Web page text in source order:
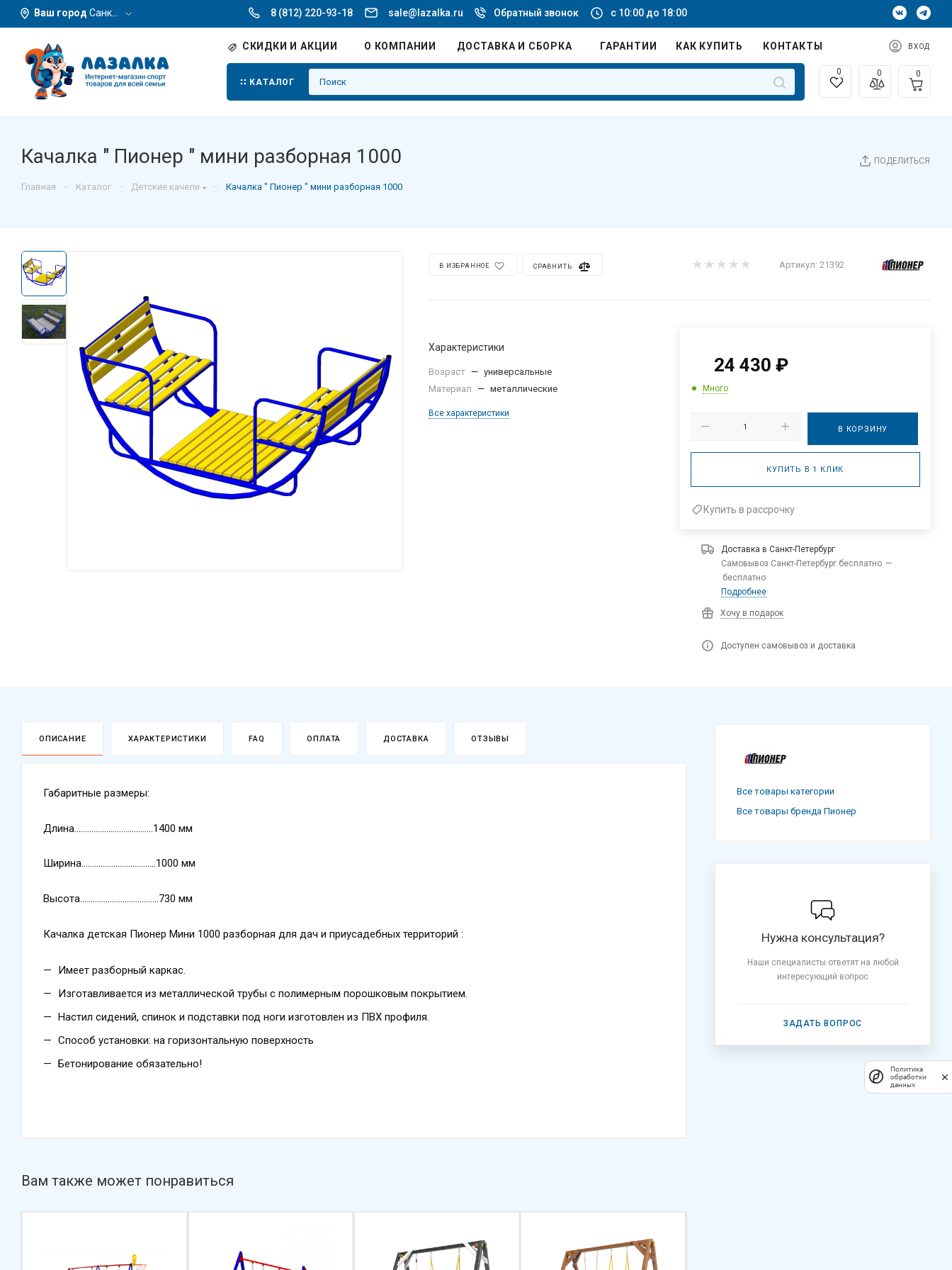
Ваш город Санкт-Петербург 8 (812) 220-93-18 sale@lazalka.ru Обратный звонок с 10:00 до 18:00
СКИДКИ И АКЦИИ О КОМПАНИИ ДОСТАВКА И СБОРКА ГАРАНТИИ КАК КУПИТЬ КОНТАКТЫ ВХОД
КАТАЛОГ
0 0 0
ПОДЕЛИТЬСЯ
Качалка " Пионер " мини разборная 1000
Главная – Каталог – Детские качели – Качалка " Пионер " мини разборная 1000
В ИЗБРАННОЕ СРАВНИТЬ Артикул: 21392
Характеристики
Возраст — универсальные
Материал
— металлические
Все характеристики
24 430 ₽
Много
В КОРЗИНУ
КУПИТЬ В 1 КЛИК
Купить в рассрочку
Доставка в Санкт-Петербург
Самовывоз Санкт-Петербург бесплатно —
бесплатно
Подробнее
Хочу в подарок
Доступен самовывоз и доставка
ОПИСАНИЕ ХАРАКТЕРИСТИКИ FAQ ОПЛАТА ДОСТАВКА ОТЗЫВЫ
Габаритные размеры:
Длина.....................................1400 мм
Ширина...................................1000 мм
Высота.....................................730 мм
Качалка детская Пионер Мини 1000 разборная для дач и приусадебных территорий :
Имеет разборный каркас.
Изготавливается из металлической трубы с полимерным порошковым покрытием.
Настил сидений, спинок и подставки под ноги изготовлен из ПВХ профиля.
Способ установки: на горизонтальную поверхность
Бетонирование обязательно!
Вам также может понравиться
Все товары категории
Все товары бренда Пионер
Нужна консультация?
Наши специалисты ответят на любой
интересующий вопрос
ЗАДАТЬ ВОПРОС
Политика
обработки
данных